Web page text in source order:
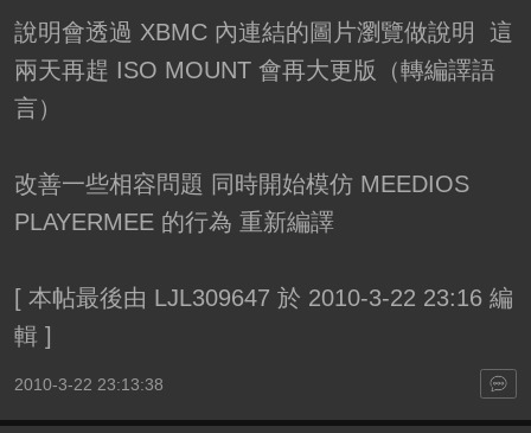
說明會透過 XBMC 內連結的圖片瀏覽做說明 這
兩天再趕 ISO MOUNT 會再大更版（轉編譯語
言）
改善一些相容問題 同時開始模仿 MEEDIOS
PLAYERMEE 的行為 重新編譯
[本帖最後由 LJL309647 於 2010-3-22 23:16 編
輯 ]
2010-3-22 23:13:38